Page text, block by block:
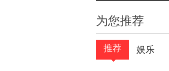
为您推荐
推荐 娱乐